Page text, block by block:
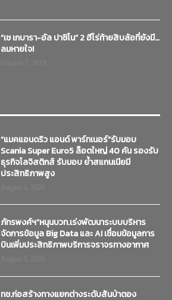
“เช เกบารา-อัล ปาชิโน” 2 ฮีโร่ท้ายสิบล้อที่ยังมี…
ลมหายใจ!
“แมคแอนดริว แอนด์ พาร์ทเนอร์”รับมอบ
Scania Super Euro5 ล็อตใหญ่ 40 คัน รองรับ
ธุรกิจโลจิสติกส์ รับมอบ ย้ำสแกนเนียมี
ประสิทธิภาพสูง
ภัทรพงศ์ฯ”หนุนบวท.เร่งพัฒนาระบบบริหาร
จัดการข้อมูล Big Data และ AI เชื่อมข้อมูลการ
บินเพิ่มประสิทธิภาพบริการจราจรทางอากาศ
ทช.ก่อสร้างทางแยกต่างระดับสันป่าตอง